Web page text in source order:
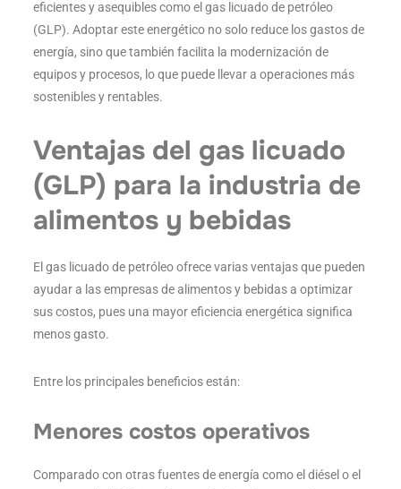
eficientes y asequibles como el gas licuado de petróleo
(GLP). Adoptar este energético no solo reduce los gastos de
energía, sino que también facilita la modernización de
equipos y procesos, lo que puede llevar a operaciones más
sostenibles y rentables.
Ventajas del gas licuado
(GLP) para la industria de
alimentos y bebidas
El gas licuado de petróleo ofrece varias ventajas que pueden
ayudar a las empresas de alimentos y bebidas a optimizar
sus costos, pues una mayor eficiencia energética significa
menos gasto.
Entre los principales beneficios están:
Menores costos operativos
Comparado con otras fuentes de energía como el diésel o el